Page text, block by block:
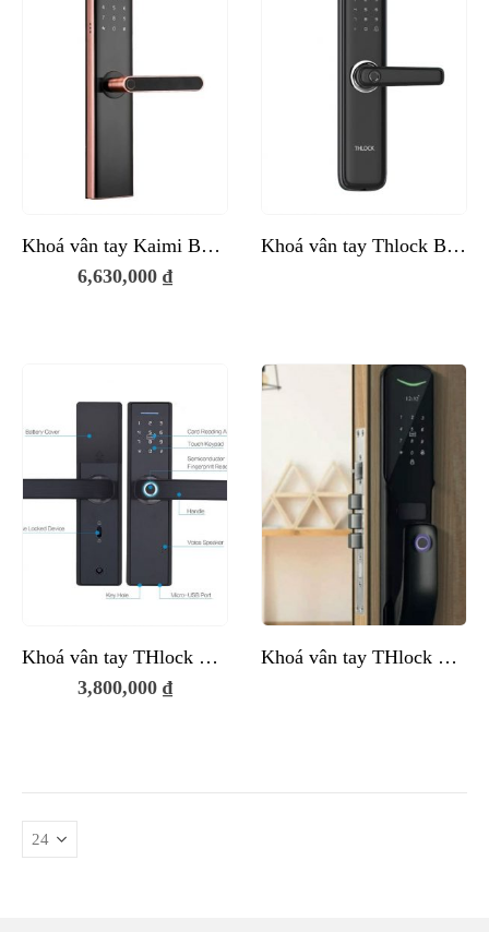
Khoá vân tay Kaimi BTM103
6,630,000 ₫
Khoá vân tay Thlock BTM108
Khoá vân tay THlock BTM111
3,800,000 ₫
Khoá vân tay THlock TM106